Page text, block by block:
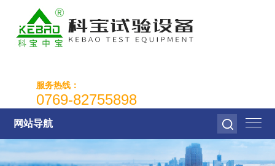
服务热线：
0769-82755898
网站导航